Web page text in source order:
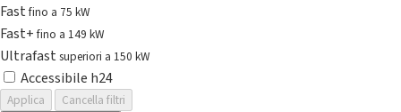
Fastfino a 75 kW
Fast+fino a 149 kW
Ultrafast superiori a 150 kW
Accessibile h24
Applica
Cancella filtri